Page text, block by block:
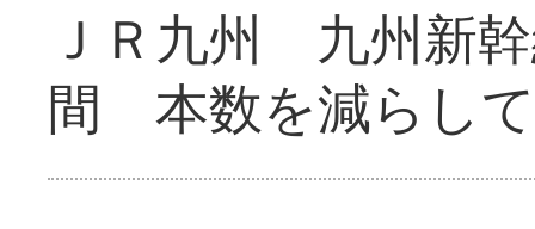
ＪＲ九州 九州新
間 本数を減らし